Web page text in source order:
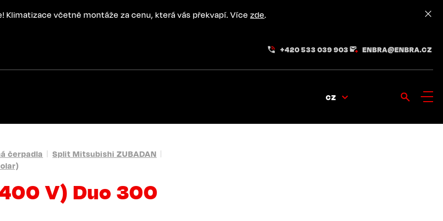
Klimatizace včetně montáže za cenu, která vás překvapí. Více zde.
+420 533 039 903 ENBRA@ENBRA.CZ
CZ
čerpadla
Split Mitsubishi ZUBADAN
V) Duo 300